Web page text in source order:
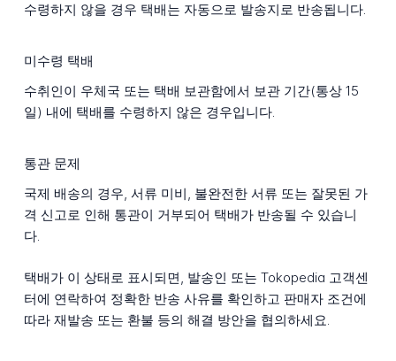
수령하지 않을 경우 택배는 자동으로 발송지로 반송됩니다.
미수령 택배
수취인이 우체국 또는 택배 보관함에서 보관 기간(통상 15
일) 내에 택배를 수령하지 않은 경우입니다.
통관 문제
국제 배송의 경우, 서류 미비, 불완전한 서류 또는 잘못된 가
격 신고로 인해 통관이 거부되어 택배가 반송될 수 있습니
다.
택배가 이 상태로 표시되면, 발송인 또는 Tokopedia 고객센
터에 연락하여 정확한 반송 사유를 확인하고 판매자 조건에
따라 재발송 또는 환불 등의 해결 방안을 협의하세요.